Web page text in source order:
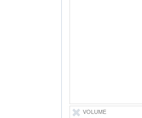
VOLUME